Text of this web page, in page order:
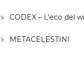
CODEX – L’eco del
METACELESTINI